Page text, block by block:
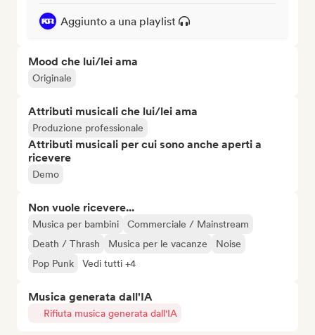
Aggiunto a una playlist
Mood che lui/lei ama
Originale
Attributi musicali che lui/lei ama
Produzione professionale
Attributi musicali per cui sono anche aperti a
ricevere
Demo
Non vuole ricevere...
Musica per bambini
Commerciale / Mainstream
Death / Thrash
Musica per le vacanze
Noise
Pop Punk
Vedi tutti +4
Musica generata dall'IA
Rifiuta musica generata dall'IA